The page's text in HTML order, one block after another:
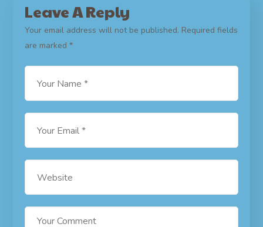
Leave A Reply
Your email address will not be published. Required fields
are marked*